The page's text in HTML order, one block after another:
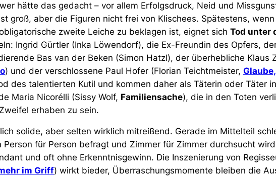
hätte das gedacht – vor allem Erfolgsdruck, Neid und
groß, aber die Figuren nicht frei von Klischees. Spätestens,
zweite Leiche zu beklagen ist, eignet sich Tod unter
Ingrid Gürtler (Inka Löwendorf), die Ex-Freundin des Opfers,
Bas van der Beken (Simon Hatzl), der überhebliche Klaus
) und der verschlossene Paul Hofer (Florian Teichtmeister,
des talentierten Kutil und kommen daher als Täterin oder Täter
Maria Nicorélli (Sissy Wolf, Familiensache), die in den Toten
erhaben zu sein.
solide, aber selten wirklich mitreißend. Gerade im Mittelteil
Person für Person befragt und Zimmer für Zimmer durchsucht
und oft ohne Erkenntnisgewinn. Die Inszenierung von
im Griff) wirkt bieder, Überraschungsmomente bleiben die